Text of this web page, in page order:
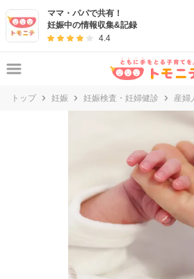
ママ・パパで共有！
妊娠中の情報収集&記録
4.4
トップ 妊娠 妊娠検査・妊婦健診 産婦
妊娠・出産・子育て情報サイト | トモニ